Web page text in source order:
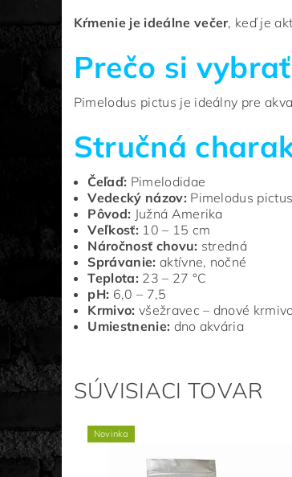
Kŕmenie je ideálne večer, keď je
Prečo si
Pimelodus pictus je ideálny pre
Stručná
Čeľaď: Pimelodidae
Vedecký názov: Pimelodus pictus
Pôvod: Južná Amerika
Veľkosť: 10 – 15 cm
Náročnosť chovu: stredná
Správanie: aktívne, nočné
Teplota: 23 – 27 °C
pH: 6,0 – 7,5
Krmivo: všežravec – dnové
Umiestnenie: dno akvária
SÚVISIACI TOVAR
Novinka